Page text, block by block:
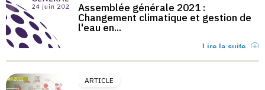
Assemblée générale 2021 :
Changement climatique et gestion de
l'eau en...
Lire la suite
ARTICLE